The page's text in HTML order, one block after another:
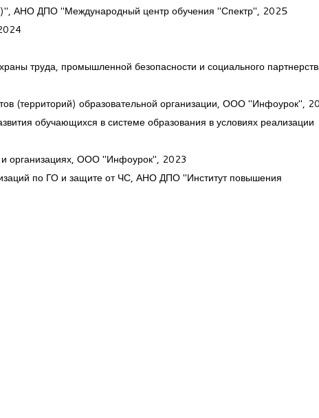
АНО ДПО "Международный центр обучения "Спектр", 2025
труда, промышленной безопасности и социального
(территорий) образовательной организации, ООО "Инфоурок",
обучающихся в системе образования в условиях реализации
и организациях, ООО "Инфоурок", 2023
по ГО и защите от ЧС, АНО ДПО "Институт повышения